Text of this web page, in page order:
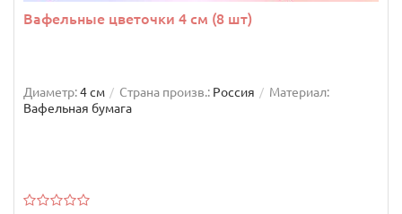
Вафельные цветочки 4 см (8 шт)
Диаметр:4 см Страна произв.: Россия
Материал:
Вафельная бумага